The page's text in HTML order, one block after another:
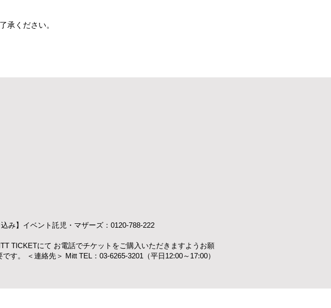
承ください。
み】イベント託児・マザーズ：0120-788-222
TICKETにて お電話でチケットをご購入いただきますようお願
す。 ＜連絡先＞ Mitt TEL：03-6265-3201（平日12:00～17:00）